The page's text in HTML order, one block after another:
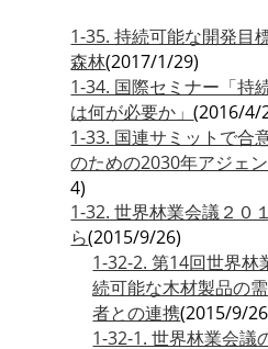
1-35. 持続可能な開発目
森林(2017/1/29)
1-34. 国際セミナー「持
は何が必要か」(2016/4/
1-33. 国連サミットで合
のための2030年アジェ
4)
1-32. 世界林業会議２０
ら(2015/9/26)
1-32-2. 第14回世界
続可能な木材製品の
者との連携(2015/9/
1-32-1. 世界林業会議